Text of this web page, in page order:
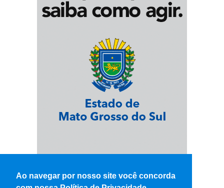
Ao navegar por nosso site você concorda